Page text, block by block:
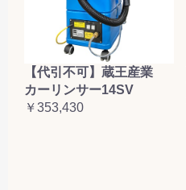
【代引不可】蔵王産業
カーリンサー14SV
￥353,430